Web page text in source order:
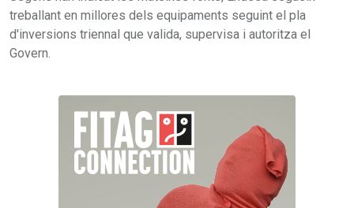
treballant en millores dels equipaments seguint el pla
d'inversions triennal que valida, supervisa i autoritza el
Govern.